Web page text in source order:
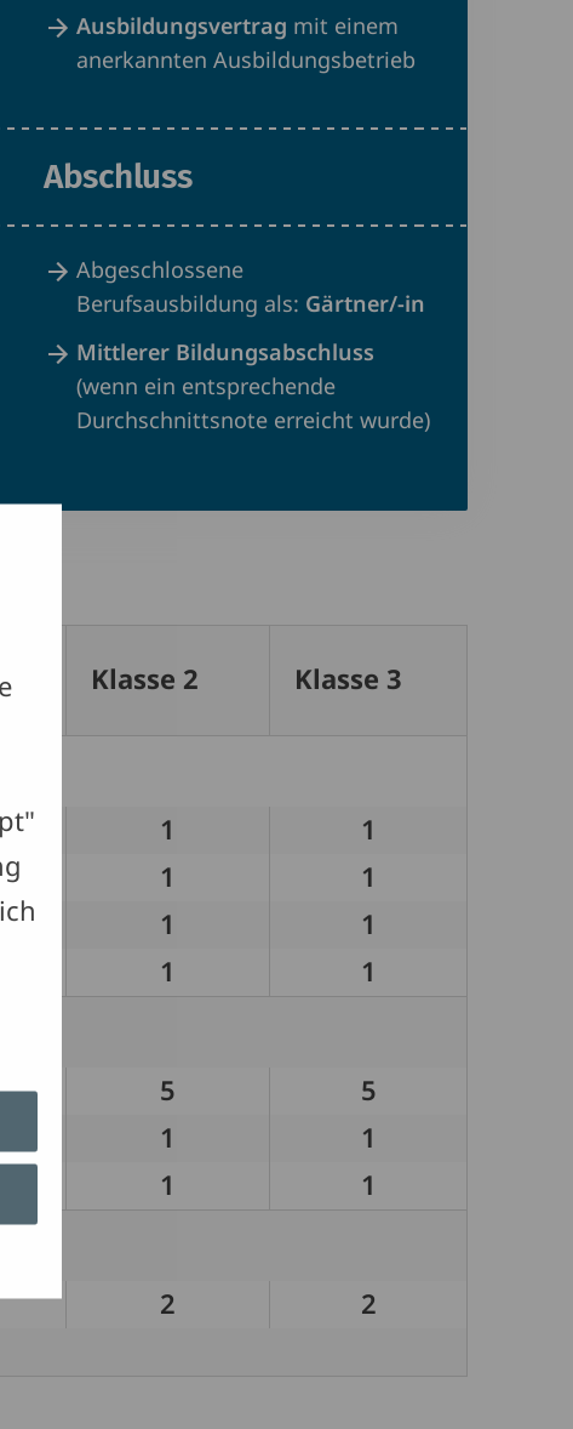
Ausbildungsvertrag mit einem
anerkannten Ausbildungsbetrieb
Abschluss
Abgeschlossene
Berufsausbildung als: Gärtner/-in
Mittlerer Bildungsabschluss
(wenn ein entsprechende
Durchschnittsnote erreicht wurde)
Klasse 2 Klasse 3
1
1
1
1
1
1
1 1
5
5
1
1
1 1
2 2